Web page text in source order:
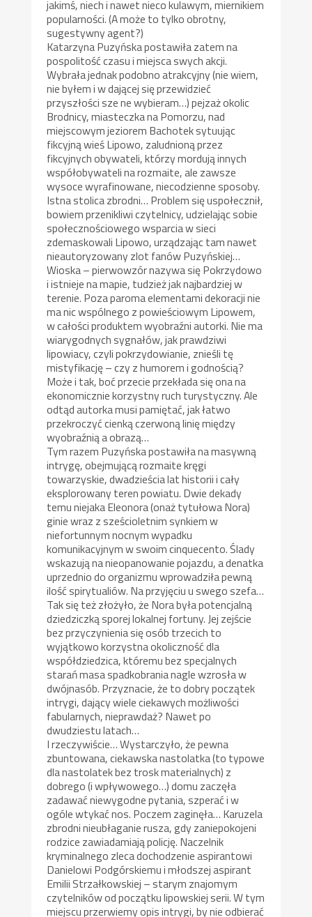
jakimś, niech i nawet nieco kulawym, miernikiem
popularności. (A może to tylko obrotny,
sugestywny agent?)
Katarzyna Puzyńska postawiła zatem na
pospolitość czasu i miejsca swych akcji.
Wybrała jednak podobno atrakcyjny (nie wiem,
nie byłem i w dającej się przewidzieć
przyszłości sze ne wybieram…) pejzaż okolic
Brodnicy, miasteczka na Pomorzu, nad
miejscowym jeziorem Bachotek sytuując
fikcyjną wieś Lipowo, zaludnioną przez
fikcyjnych obywateli, którzy mordują innych
współobywateli na rozmaite, ale zawsze
wysoce wyrafinowane, niecodzienne sposoby.
Istna stolica zbrodni… Problem się uspołecznił,
bowiem przenikliwi czytelnicy, udzielając sobie
społecznościowego wsparcia w sieci
zdemaskowali Lipowo, urządzając tam nawet
nieautoryzowany zlot fanów Puzyńskiej…
Wioska – pierwowzór nazywa się Pokrzydowo
i istnieje na mapie, tudzież jak najbardziej w
terenie. Poza paroma elementami dekoracji nie
ma nic wspólnego z powieściowym Lipowem,
w całości produktem wyobraźni autorki. Nie ma
wiarygodnych sygnałów, jak prawdziwi
lipowiacy, czyli pokrzydowianie, znieśli tę
mistyfikację – czy z humorem i godnością?
Może i tak, boć przecie przekłada się ona na
ekonomicznie korzystny ruch turystyczny. Ale
odtąd autorka musi pamiętać, jak łatwo
przekroczyć cienką czerwoną linię między
wyobraźnią a obrazą…
Tym razem Puzyńska postawiła na masywną
intrygę, obejmującą rozmaite kręgi
towarzyskie, dwadzieścia lat historii i cały
eksplorowany teren powiatu. Dwie dekady
temu niejaka Eleonora (onaż tytułowa Nora)
ginie wraz z sześcioletnim synkiem w
niefortunnym nocnym wypadku
komunikacyjnym w swoim cinquecento. Ślady
wskazują na nieopanowanie pojazdu, a denatka
uprzednio do organizmu wprowadziła pewną
ilość spirytualiów. Na przyjęciu u swego szefa…
Tak się też złożyło, że Nora była potencjalną
dziedziczką sporej lokalnej fortuny. Jej zejście
bez przyczynienia się osób trzecich to
wyjątkowo korzystna okoliczność dla
współdziedzica, któremu bez specjalnych
starań masa spadkobrania nagle wzrosła w
dwójnasób. Przyznacie, że to dobry początek
intrygi, dający wiele ciekawych możliwości
fabularnych, nieprawdaż? Nawet po
dwudziestu latach…
I rzeczywiście… Wystarczyło, że pewna
zbuntowana, ciekawska nastolatka (to typowe
dla nastolatek bez trosk materialnych) z
dobrego (i wpływowego…) domu zaczęła
zadawać niewygodne pytania, szperać i w
ogóle wtykać nos. Poczem zaginęła… Karuzela
zbrodni nieubłaganie rusza, gdy zaniepokojeni
rodzice zawiadamiają policję. Naczelnik
kryminalnego zleca dochodzenie aspirantowi
Danielowi Podgórskiemu i młodszej aspirant
Emilii Strzałkowskiej – starym znajomym
czytelników od początku lipowskiej serii. W tym
miejscu przerwiemy opis intrygi, by nie odbierać